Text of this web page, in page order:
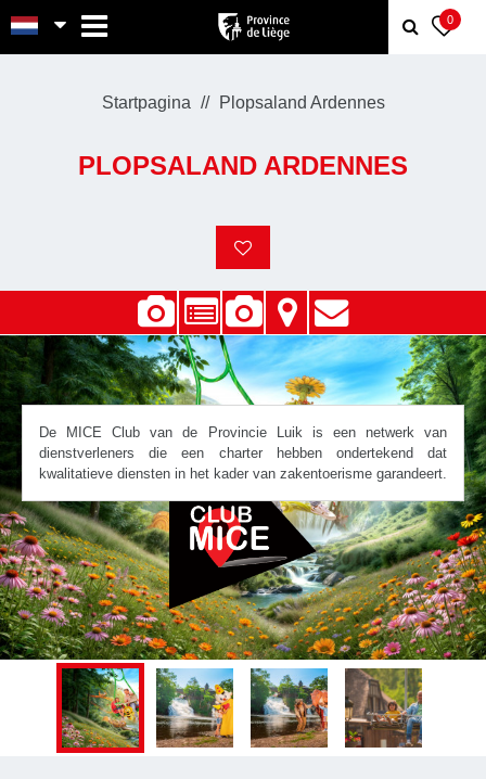
0
Startpagina Plopsaland Ardennes
PLOPSALAND ARDENNES
De MICE Club van de Provincie Luik is een netwerk van
dienstverleners die een charter hebben ondertekend dat
kwalitatieve diensten in het kader van zakentoerisme garandeert.